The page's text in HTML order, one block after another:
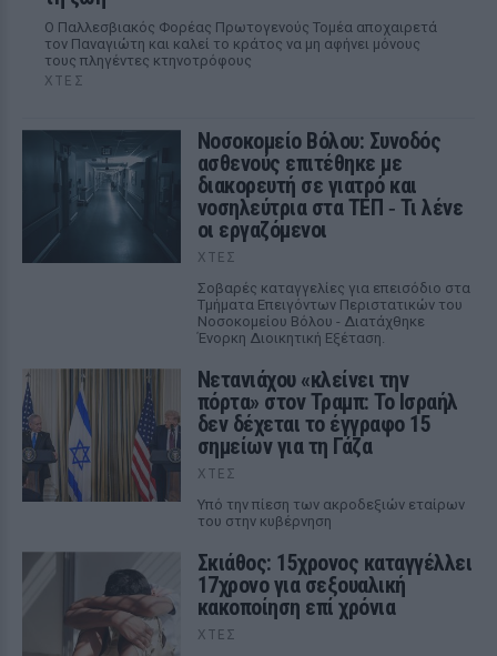
Ο Παλλεσβιακός Φορέας Πρωτογενούς Τομέα αποχαιρετά
τον Παναγιώτη και καλεί το κράτος να μη αφήνει μόνους
τους πληγέντες κτηνοτρόφους
ΧΤΕΣ
Νοσοκομείο Βόλου: Συνοδός
ασθενούς επιτέθηκε με
διακορευτή σε γιατρό και
νοσηλεύτρια στα ΤΕΠ ‑ Τι λένε
οι εργαζόμενοι
ΧΤΕΣ
Σοβαρές καταγγελίες για επεισόδιο στα
Τμήματα Επειγόντων Περιστατικών του
Νοσοκομείου Βόλου - Διατάχθηκε
Ένορκη Διοικητική Εξέταση.
Νετανιάχου «κλείνει την
πόρτα» στον Τραμπ: Το Ισραήλ
δεν δέχεται το έγγραφο 15
σημείων για τη Γάζα
ΧΤΕΣ
Υπό την πίεση των ακροδεξιών εταίρων
του στην κυβέρνηση
Σκιάθος: 15χρονος καταγγέλλει
17χρονο για σεξουαλική
κακοποίηση επί χρόνια
ΧΤΕΣ